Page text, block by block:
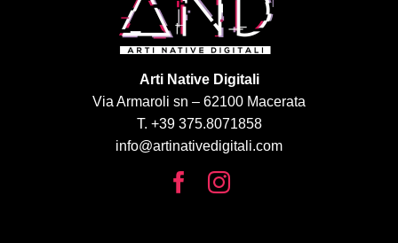
Arti Native Digitali
Via Armaroli sn – 62100 Macerata
T. +39 375.8071858
info@artinativedigitali.com